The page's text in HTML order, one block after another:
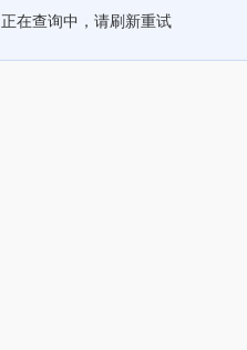
正在查询中，请刷新重试